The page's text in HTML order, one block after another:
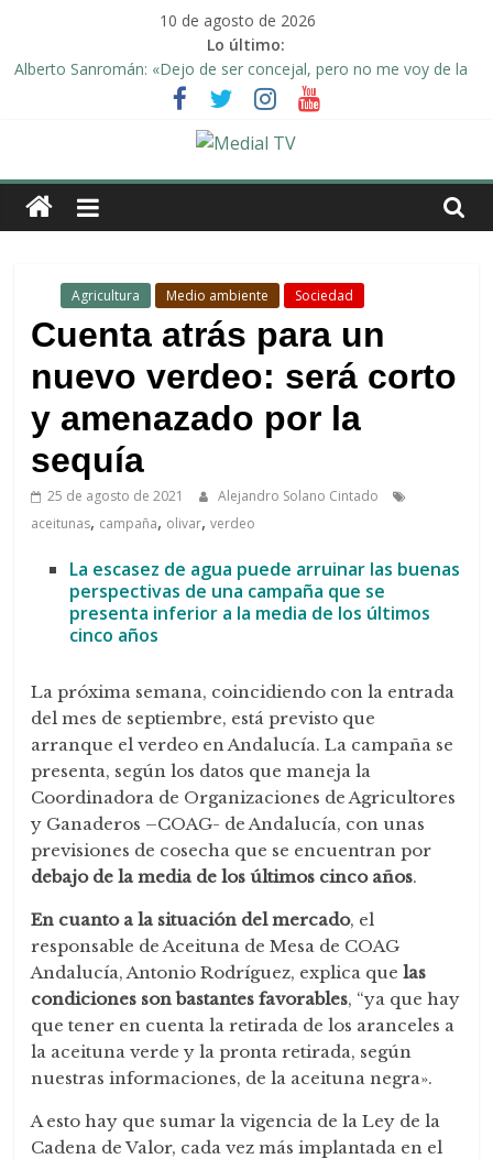
contenido
10 de agosto de 2026
Lo último:
Alberto Sanromán: «Dejo de ser concejal, pero no me voy de la
Deporte y solidaridad, de la mano una vez más en Arahal
El emotivo agradecimiento de la familia afectada por el incendio
Convocado nuevo pleno ordinario del Ayuntamiento de Arahal
Una Plataforma de Morón pide unión a los pueblos de la
comarca para evitar la planta de biogás en término de Arahal
Medial
TV
diario
digital
televisión
de
Arahal
Agricultura Medio ambiente Sociedad
Cuenta atrás para un
nuevo verdeo: será corto
y amenazado por la
sequía
25 de agosto de 2021
Alejandro Solano Cintado
aceitunas, campaña, olivar,verdeo
La escasez de agua puede arruinar las buenas
perspectivas de una campaña que se
presenta inferior a la media de los últimos
cinco años
La próxima semana, coincidiendo con la entrada
del mes de septiembre, está previsto que
arranque el verdeo en Andalucía. La campaña se
presenta, según los datos que maneja la
Coordinadora de Organizaciones de Agricultores
y Ganaderos –COAG- de Andalucía, con unas
previsiones de cosecha que se encuentran por
debajo de la media de los últimos cinco años.
En cuanto a la situación del mercado, el
responsable de Aceituna de Mesa de COAG
Andalucía, Antonio Rodríguez, explica quelas
condiciones son bastantes favorables, “ya que hay
que tener en cuenta la retirada de los aranceles a
la aceituna verde y la pronta retirada, según
nuestras informaciones, de la aceituna negra».
A esto hay que sumar la vigencia de la Ley de la
Cadena de Valor, cada vez más implantada en el